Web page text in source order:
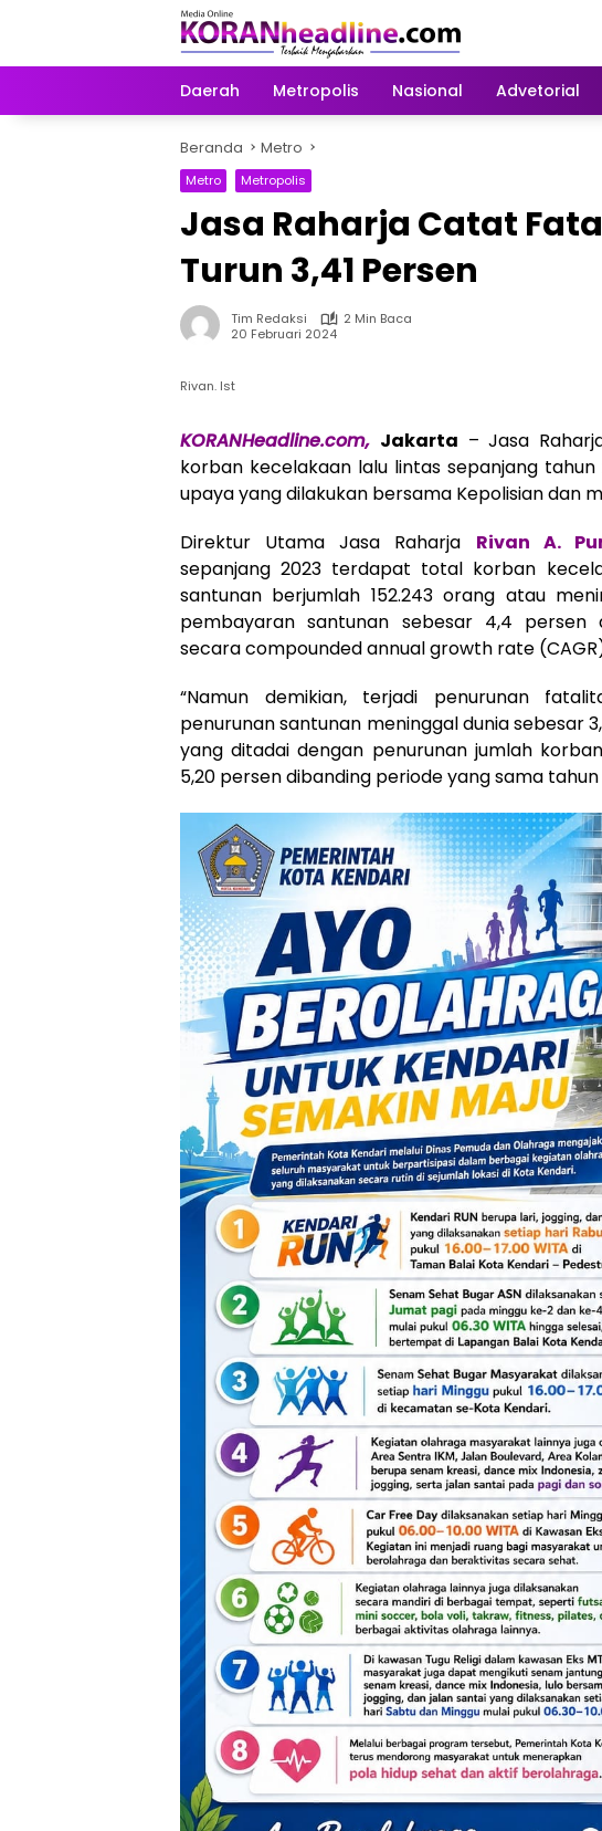
Daerah Metropolis Nasional Advetorial
Beranda Metro
Metro Metropolis
Jasa Raharja Catat
Turun 3,41 Persen
Tim Redaksi
2 Min Baca
20 Februari 2024
Rivan. Ist
KORANHeadline.com, Jakarta – Jasa
korban kecelakaan lalu lintas sepanjang
upaya yang dilakukan bersama Kepolisian dan
Direktur Utama Jasa Raharja Rivan A.
sepanjang 2023 terdapat total korban
santunan berjumlah 152.243 orang atau
pembayaran santunan sebesar 4,4 persen
secara compounded annual growth rate
“Namun demikian, terjadi penurunan
penurunan santunan meninggal dunia sebesar
yang ditadai dengan penurunan jumlah
5,20 persen dibanding periode yang sama tahun